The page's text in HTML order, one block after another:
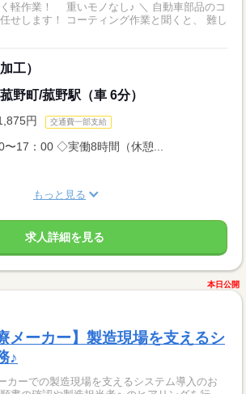
！ 重いモノなし♪ ＼ 自動車部品のコ
グ作業と聞くと、 難し
工）
野町/菰野駅（車 6分）
円 交通費一部支給
〜17：00 ◇実働8時間（休憩...
もっと見る
求人詳細を見る
本日公開
メーカー】製造現場を支えるシ
♪
カーでの製造現場を支えるシステム導入のお